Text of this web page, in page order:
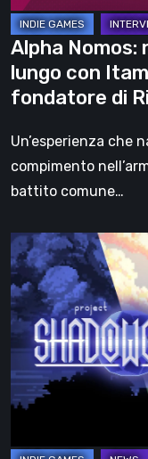
Itamar
Berner,
CEO
e
co-
fondatore
RibCage
Alpha Nomos:
lungo con
fondatore di
Un’esperienza che
compimento
battito comune…
Un
affascinante
immersive
sim
dark
fantasy
sulle
di